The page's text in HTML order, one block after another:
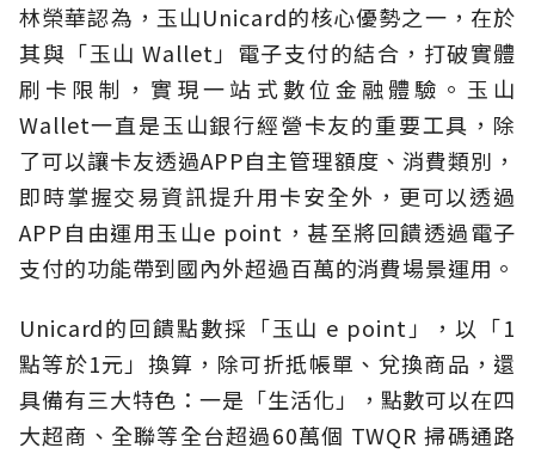
林榮華認為，玉山Unicard的核心優勢之一，在於
其與「玉山 Wallet」電子支付的結合，打破實體
刷卡限制，實現一站式數位金融體驗。玉山
Wallet一直是玉山銀行經營卡友的重要工具，除
了可以讓卡友透過APP自主管理額度、消費類別，
即時掌握交易資訊提升用卡安全外，更可以透過
APP自由運用玉山e point，甚至將回饋透過電子
支付的功能帶到國內外超過百萬的消費場景運用。
Unicard的回饋點數採「玉山 e point」，以「1
點等於1元」換算，除可折抵帳單、兌換商品，還
具備有三大特色：一是「生活化」，點數可以在四
大超商、全聯等全台超過60萬個 TWQR 掃碼通路